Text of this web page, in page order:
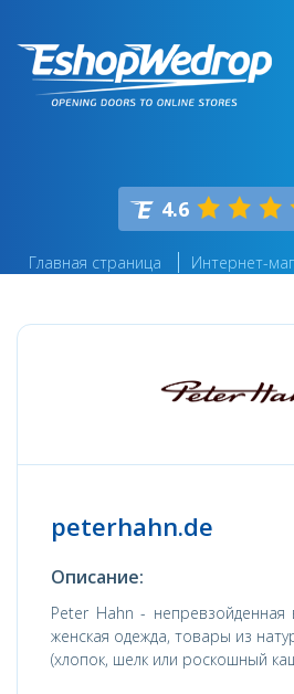
4.6
Главная страница Интернет-
peterhahn.de
Описание:
Peter Hahn - непревзойденная
женская одежда, товары из
(хлопок, шелк или роскошный